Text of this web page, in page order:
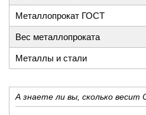
Металлопрокат ГОСТ
Вес металлопроката
Металлы и стали
​А знаете ли вы, сколько